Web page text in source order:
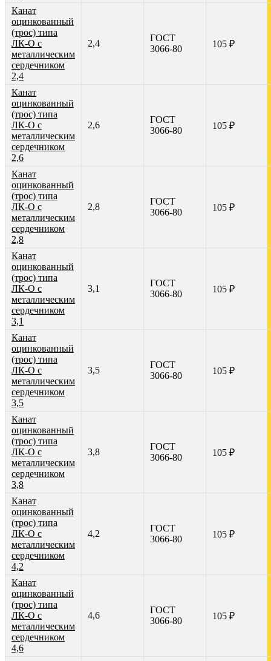
Канат
оцинкованный
(трос) типа
ЛК-О с
металлическим
сердечником
2,4
2,4
ГОСТ
3066-80
105 ₽
Канат
оцинкованный
(трос) типа
ЛК-О с
металлическим
сердечником
2,6
2,6
ГОСТ
3066-80
105 ₽
Канат
оцинкованный
(трос) типа
ЛК-О с
металлическим
сердечником
2,8
2,8
ГОСТ
3066-80
105 ₽
Канат
оцинкованный
(трос) типа
ЛК-О с
металлическим
сердечником
3,1
3,1
ГОСТ
3066-80
105 ₽
Канат
оцинкованный
(трос) типа
ЛК-О с
металлическим
сердечником
3,5
3,5
ГОСТ
3066-80
105 ₽
Канат
оцинкованный
(трос) типа
ЛК-О с
металлическим
сердечником
3,8
3,8
ГОСТ
3066-80
105 ₽
Канат
оцинкованный
(трос) типа
ЛК-О с
металлическим
сердечником
4,2
4,2
ГОСТ
3066-80
105 ₽
Канат
оцинкованный
(трос) типа
ЛК-О с
металлическим
сердечником
4,6
4,6
ГОСТ
3066-80
105 ₽